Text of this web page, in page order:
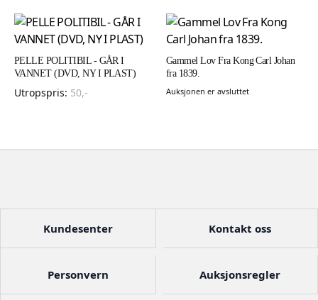
PELLE POLITIBIL - GÅR I
VANNET (DVD, NY I PLAST)
Utropspris: 50,-
Gammel Lov Fra Kong Carl Johan
fra 1839.
Auksjonen er avsluttet
Kundesenter Kontakt oss
Personvern Auksjonsregler